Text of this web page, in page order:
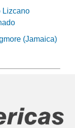
Lizcano
(Jamaica)